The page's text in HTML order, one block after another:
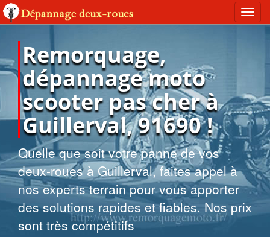
Remorquage,
dépannage moto
scooter pas cher à
Guillerval, 91690 !
Quelle que soit votre panne de vos
deux-roues à Guillerval, faites appel à
nos experts terrain pour vous apporter
des solutions rapides et fiables. Nos prix
sont très compétitifs